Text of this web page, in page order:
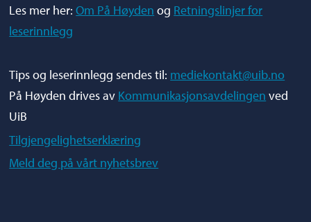
Les mer her:Om På Høyden og Retningslinjer for
leserinnlegg
Tips og leserinnlegg sendes til: mediekontakt@uib.no
På Høyden drives av Kommunikasjonsavdelingen ved
UiB
Tilgjengelighetserklæring
Meld deg på vårt nyhetsbrev